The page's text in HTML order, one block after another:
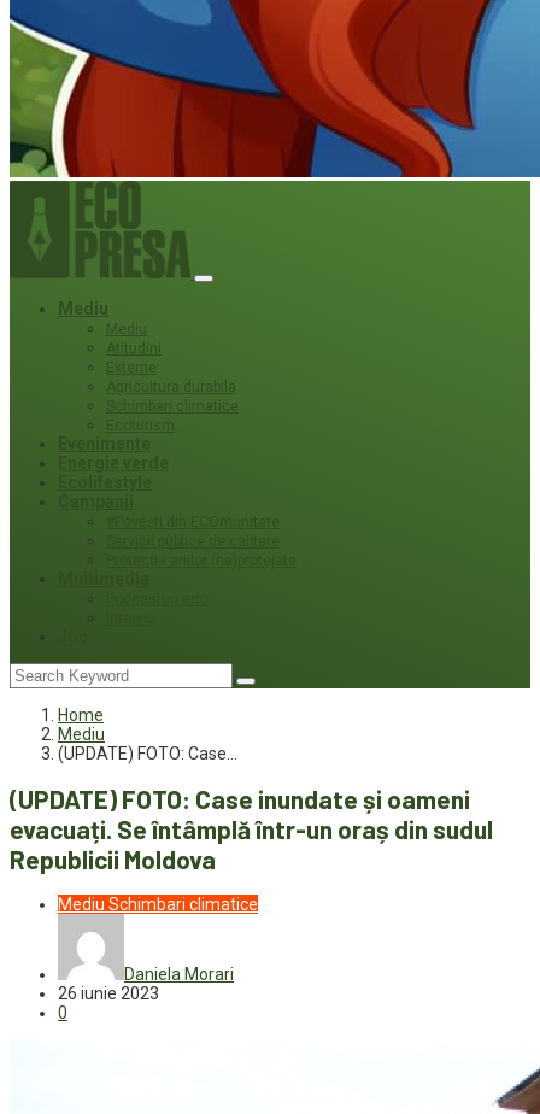
Mediu
Mediu
Atitudini
Externe
Agricultura durabila
Schimbari climatice
Ecoturism
Home
Mediu
(UPDATE) FOTO: Case…
(UPDATE) FOTO: Case inundate și oameni
evacuați. Se întâmplă într-un oraș din sudul
Republicii Moldova
Mediu Schimbari climatice
Daniela Morari
26 iunie 2023
0